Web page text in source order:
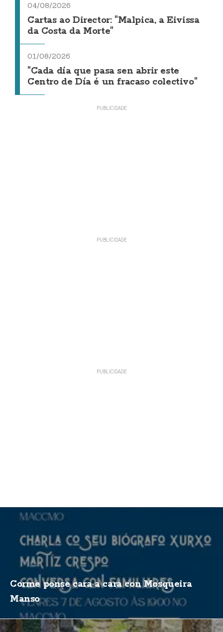
04/08/2026
Cartas ao Director: "Malpica, a Eivissa
da Costa da Morte"
01/08/2026
"Cada día que pasa sen abrir este
Centro de Día é un fracaso colectivo"
Corme ponse cara a cara con Mosqueira
Manso